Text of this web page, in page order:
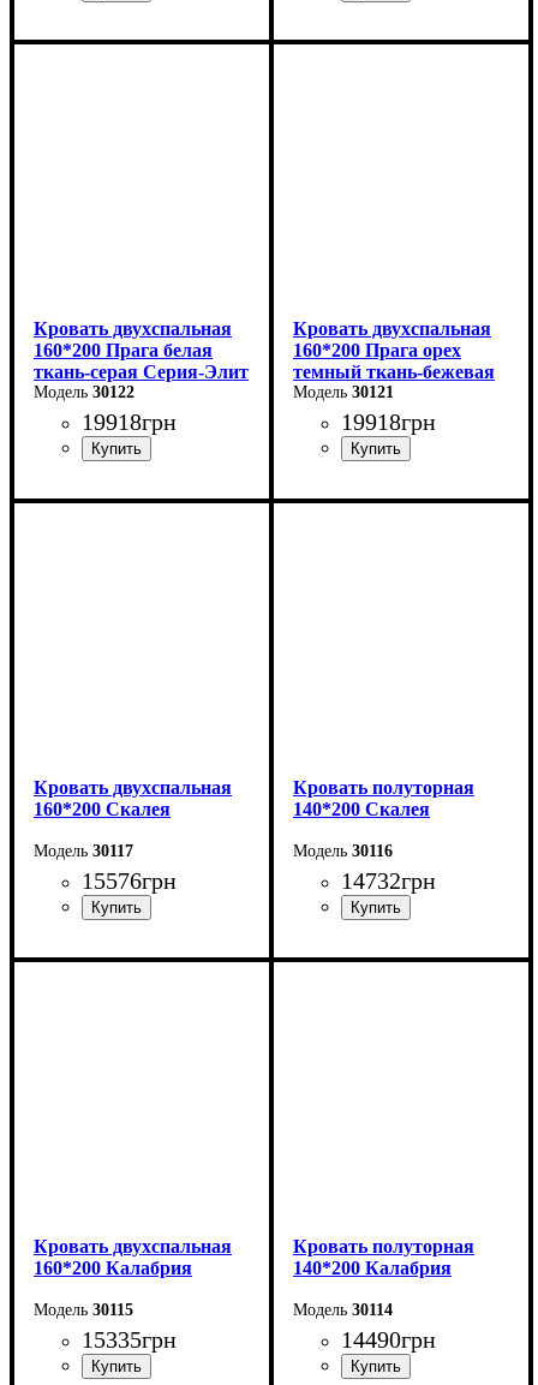
Ширина: 168 см
Ширина: 168 см
Кровать двухспальная
160*200 Прага белая
ткань-серая Серия-Элит
30122
19918грн
Ширина: 168 см
Кровать двухспальная
160*200 Прага орех
темный ткань-бежевая
Серия-Элит
30121
19918грн
Ширина: 168 см
Кровать двухспальная
160*200 Скалея
30117
15576грн
Ширина: 176 см
Кровать полуторная
140*200 Скалея
30116
14732грн
Ширина: 156 см
Кровать двухспальная
160*200 Калабрия
30115
15335грн
Кровать полуторная
140*200 Калабрия
30114
14490грн